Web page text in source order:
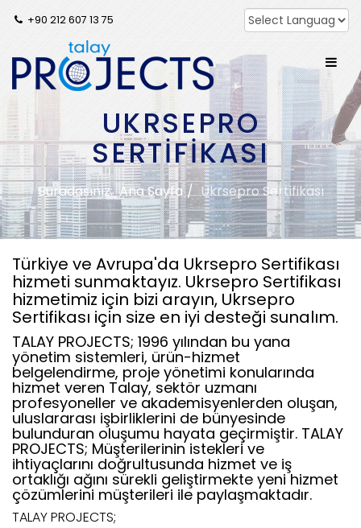
+90 212 607 13 75
UKRSEPRO
SERTIFIKASI
Buradasınız:Ana Sayfa Ukrsepro Sertifikası
Türkiye ve Avrupa'da Ukrsepro Sertifikası
hizmeti sunmaktayız. Ukrsepro Sertifikası
hizmetimiz için bizi arayın, Ukrsepro
Sertifikası için size en iyi desteği sunalım.
TALAY PROJECTS; 1996 yılından bu yana
yönetim sistemleri, ürün-hizmet
belgelendirme, proje yönetimi konularında
hizmet veren Talay, sektör uzmanı
profesyoneller ve akademisyenlerden oluşan,
uluslararası işbirliklerini de bünyesinde
bulunduran oluşumu hayata geçirmiştir. TALAY
PROJECTS; Müşterilerinin istekleri ve
ihtiyaçlarını doğrultusunda hizmet ve iş
ortaklığı ağını sürekli geliştirmekte yeni hizmet
çözümlerini müşterileri ile paylaşmaktadır.
TALAY PROJECTS;